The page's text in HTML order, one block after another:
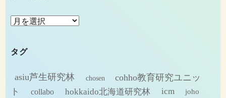
ア
カ
ブ
タグ
asiu芦生研究林 chosen
cohho教育研究ユニッ
ト
collabo hokkaido北海道研究林 icm joho